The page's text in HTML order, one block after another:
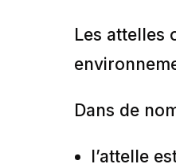
Les attelles
Dans de
l’attelle